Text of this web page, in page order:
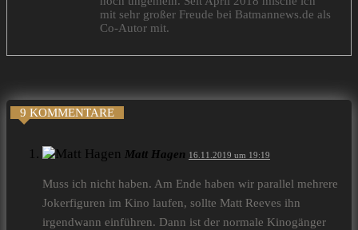
mit sehr großer Freude bei Batmannews.de als
Co-Autor mit.
9 KOMMENTARE
Matt Hagen 16.11.2019 um 19:19
Muss ich nicht haben. Am Ende haben wir parallel mehrere
Jokerfiguren im Kino laufen, sollte Matt Reeves ihn
irgendwann einführen. Dann ist der normale Kinogänger